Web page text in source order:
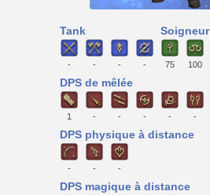
Tank
- - - -
Soigneur
75 100
DPS de mêlée
1 - - - - -
DPS physique à distance
- - -
DPS magique à distance